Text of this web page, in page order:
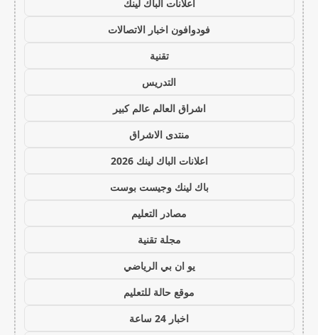
اعلانات الباك لينك
فودوافون اخبار الاتصالات
تقنية
التدريس
اشراق العالم عالم كبير
منتدى الاشراق
اعلانات الباك لينك 2026
باك لينك وجيست بوست
مصادر التعليم
مجلة تقنية
يو ان بي الرياضي
موقع حالة للتعليم
اخبار 24 ساعة